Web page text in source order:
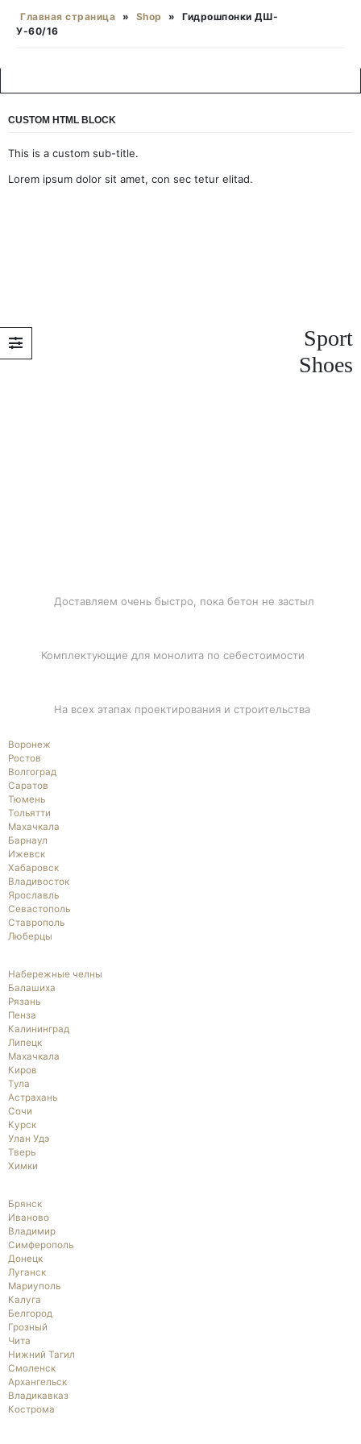
Главная страница » Shop »
Гидрошпонки ДШ-
У-60/16
CUSTOM HTML BLOCK
This is a custom sub-title.
Lorem ipsum dolor sit amet, con sec tetur elitad.
Sport
Shoes
Доставляем очень быстро, пока бетон не застыл
Комплектующие для монолита по себестоимости
На всех этапах проектирования и строительства
Воронеж
Ростов
Волгоград
Саратов
Тюмень
Тольятти
Махачкала
Барнаул
Ижевск
Хабаровск
Владивосток
Ярославль
Севастополь
Ставрополь
Люберцы
Набережные челны
Балашиха
Рязань
Пенза
Калининград
Липецк
Махачкала
Киров
Тула
Астрахань
Сочи
Курск
Улан Удэ
Тверь
Химки
Брянск
Иваново
Владимир
Симферополь
Донецк
Луганск
Мариуполь
Калуга
Белгород
Грозный
Чита
Нижний Тагил
Смоленск
Архангельск
Владикавказ
Кострома